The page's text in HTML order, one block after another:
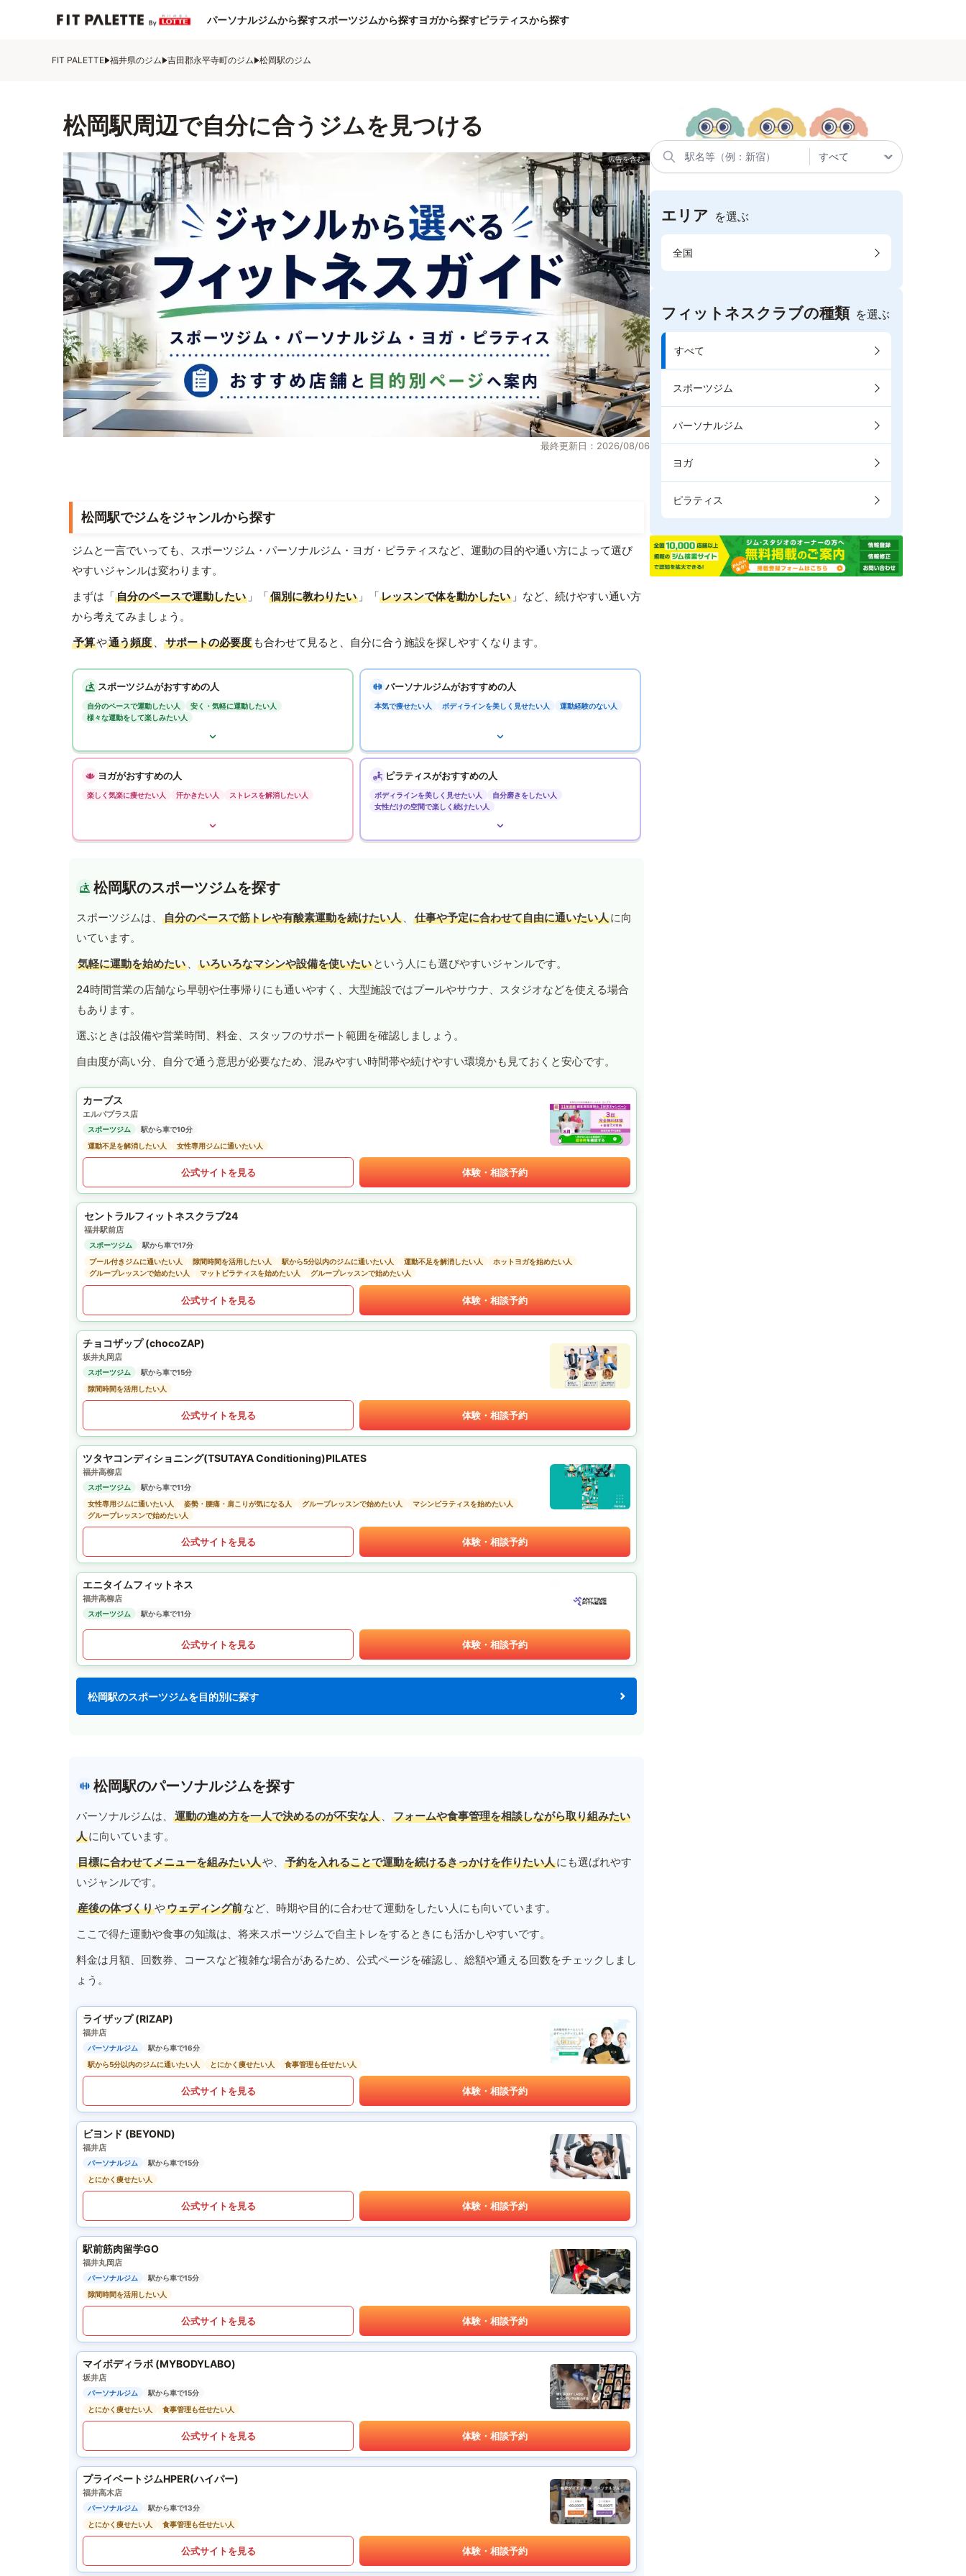
パーソナルジムから探すスポーツジムから探すヨガから探すピラティスから探す
FIT PALETTE 福井県のジム 吉田郡永平寺町のジム 松岡駅のジム
松岡駅周辺で自分に合うジムを見つける
最終更新日：2026/08/06
松岡駅でジムをジャンルから探す
ジムと一言でいっても、スポーツジム・パーソナルジム・ヨガ・ピラティスなど、運動の目的や通い方によって選び
やすいジャンルは変わります。
まずは「自分のペースで運動したい 」「個別に教わりたい 」「レッスンで体を動かしたい 」など、続けやすい通い方
から考えてみましょう。
予算や通う頻度 、 サポートの必要度 も合わせて見ると、自分に合う施設を探しやすくなります。
スポーツジムがおすすめの人
自分のペースで運動したい人
安く・気軽に運動したい人
様々な運動をして楽しみたい人
パーソナルジムがおすすめの人
本気で痩せたい人 ボディラインを美しく見せたい人 運動経験のない人
ヨガがおすすめの人
楽しく気楽に痩せたい人 汗かきたい人 ストレスを解消したい人
ピラティスがおすすめの人
ボディラインを美しく見せたい人
自分磨きをしたい人
女性だけの空間で楽しく続けたい人
松岡駅のスポーツジムを探す
スポーツジムは、 自分のペースで筋トレや有酸素運動を続けたい人 、 仕事や予定に合わせて自由に通いたい人に向
いています。
気軽に運動を始めたい 、 いろいろなマシンや設備を使いたい という人にも選びやすいジャンルです。
24時間営業の店舗なら早朝や仕事帰りにも通いやすく、大型施設ではプールやサウナ、スタジオなどを使える場合
もあります。
選ぶときは設備や営業時間、料金、スタッフのサポート範囲を確認しましょう。
自由度が高い分、自分で通う意思が必要なため、混みやすい時間帯や続けやすい環境かも見ておくと安心です。
カーブス
エルパプラス店
スポーツジム
駅から車で10分
運動不足を解消したい人
女性専用ジムに通いたい人
公式サイトを見る 体験・相談予約
セントラルフィットネスクラブ24
福井駅前店
スポーツジム
駅から車で17分
プール付きジムに通いたい人
隙間時間を活用したい人 駅から5分以内のジムに通いたい人 運動不足を解消したい人
ホットヨガを始めたい人
グループレッスンで始めたい人
マットピラティスを始めたい人 グループレッスンで始めたい人
公式サイトを見る 体験・相談予約
チョコザップ (chocoZAP)
坂井丸岡店
スポーツジム
駅から車で15分
隙間時間を活用したい人
公式サイトを見る 体験・相談予約
ツタヤコンディショニング(TSUTAYA Conditioning)PILATES
福井高柳店
スポーツジム
駅から車で11分
女性専用ジムに通いたい人
姿勢・腰痛・肩こりが気になる人 グループレッスンで始めたい人
マシンピラティスを始めたい人
グループレッスンで始めたい人
公式サイトを見る 体験・相談予約
エニタイムフィットネス
福井高柳店
スポーツジム 駅から車で11分
公式サイトを見る 体験・相談予約
松岡駅のスポーツジムを目的別に探す
松岡駅のパーソナルジムを探す
パーソナルジムは、 運動の進め方を一人で決めるのが不安な人 、
フォームや食事管理を相談しながら取り組みたい
人に向いています。
目標に合わせてメニューを組みたい人や、 予約を入れることで運動を続けるきっかけを作りたい人にも選ばれやす
いジャンルです。
産後の体づくりやウェディング前など、時期や目的に合わせて運動をしたい人にも向いています。
ここで得た運動や食事の知識は、将来スポーツジムで自主トレをするときにも活かしやすいです。
料金は月額、回数券、コースなど複雑な場合があるため、公式ページを確認し、総額や通える回数をチェックしまし
ょう。
ライザップ (RIZAP)
福井店
パーソナルジム
駅から車で16分
駅から5分以内のジムに通いたい人
とにかく痩せたい人 食事管理も任せたい人
公式サイトを見る 体験・相談予約
ビヨンド (BEYOND)
福井店
パーソナルジム
駅から車で15分
とにかく痩せたい人
公式サイトを見る 体験・相談予約
駅前筋肉留学GO
福井丸岡店
パーソナルジム
駅から車で15分
隙間時間を活用したい人
公式サイトを見る 体験・相談予約
マイボディラボ (MYBODYLABO)
坂井店
パーソナルジム
駅から車で15分
とにかく痩せたい人
食事管理も任せたい人
公式サイトを見る 体験・相談予約
プライベートジムHPER(ハイパー)
福井高木店
パーソナルジム
駅から車で13分
とにかく痩せたい人
食事管理も任せたい人
公式サイトを見る 体験・相談予約
エリア を選ぶ
全国
フィットネスクラブの種類 を選ぶ
すべて
スポーツジム
パーソナルジム
ヨガ
ピラティス